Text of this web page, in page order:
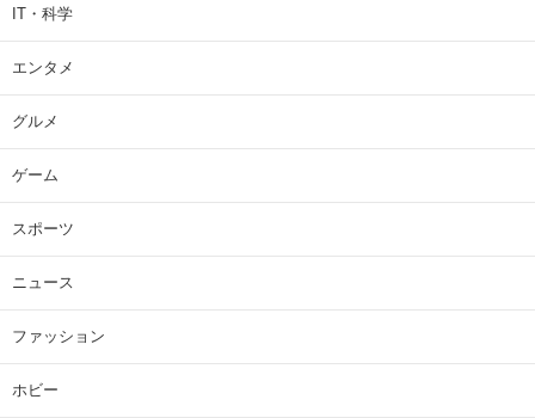
IT・科学
エンタメ
グルメ
ゲーム
スポーツ
ニュース
ファッション
ホビー